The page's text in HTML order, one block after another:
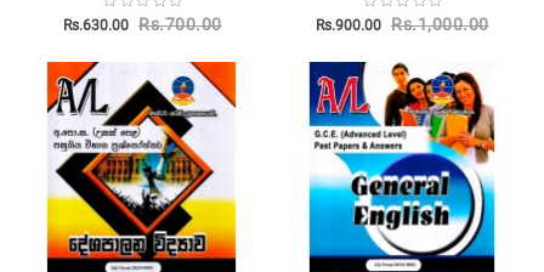
Sankha
Publishers
Educational
Publications
Rs.630.00 Rs.700.00 Rs.900.00 Rs.1,000.00